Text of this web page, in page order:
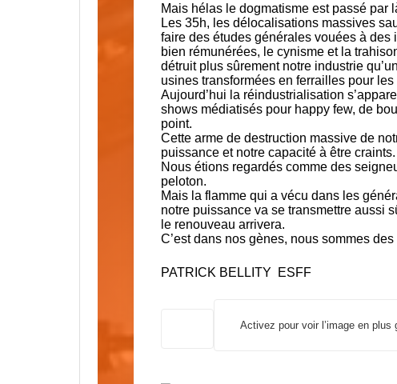
Mais hélas le dogmatisme est passé par
Les 35h, les délocalisations massives
faire des études générales vouées à
bien rémunérées, le cynisme et la
détruit plus sûrement notre industrie
usines transformées en ferrailles pour les
Aujourd’hui la réindustrialisation
shows médiatisés pour happy few, de
point.
Cette arme de destruction massive de
puissance et notre capacité à être craints.
Nous étions regardés comme des
peloton.
Mais la flamme qui a vécu dans les
notre puissance va se transmettre aussi
le renouveau arrivera.
C’est dans nos gènes, nous sommes
PATRICK BELLITY ESFF
Activez pour voir l’image en plus